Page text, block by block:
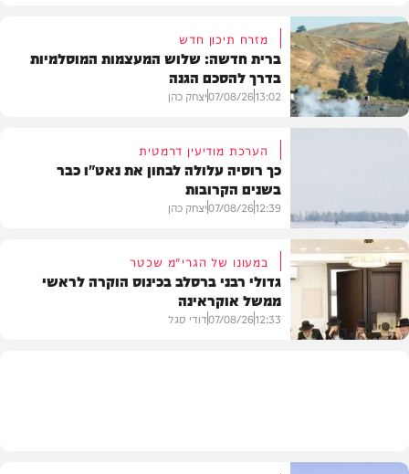
מזרח תיכון חדש
ברית חדשה: שלוש המעצמות המוסלמיות
בדרך להסכם הגנה
13:02
07/08/26יצחק כהן
הערכת מודיעין דרמטית
כך רוסיה עלולה לבחון את נאט"ו כבר
בשנים הקרובות
12:39
07/08/26יצחק כהן
במעונו של הגרי"מ שכטר
גדולי רבני ברסלב בכינוס הוקרה לראשי
ממשל אוקראינה
12:33
07/08/26דודי סגל